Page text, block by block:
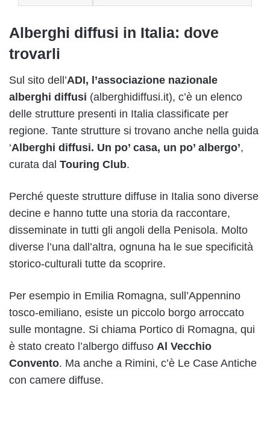
Alberghi diffusi in Italia: dove
trovarli
Sul sito dell’ADI, l’associazione nazionale
alberghi diffusi (alberghidiffusi.it), c’è un elenco
delle strutture presenti in Italia classificate per
regione. Tante strutture si trovano anche nella guida
‘Alberghi diffusi. Un po’ casa, un po’ albergo’,
curata dal Touring Club.
Perché queste strutture diffuse in Italia sono diverse
decine e hanno tutte una storia da raccontare,
disseminate in tutti gli angoli della Penisola. Molto
diverse l’una dall’altra, ognuna ha le sue specificità
storico-culturali tutte da scoprire.
Per esempio in Emilia Romagna, sull’Appennino
tosco-emiliano, esiste un piccolo borgo arroccato
sulle montagne. Si chiama Portico di Romagna, qui
è stato creato l’albergo diffuso Al Vecchio
Convento. Ma anche a Rimini, c’è Le Case Antiche
con camere diffuse.